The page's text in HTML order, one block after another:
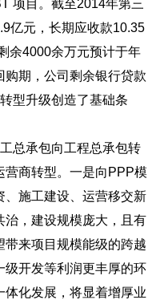
项目。截至2014年第三
亿元，长期应收款10.35
余4000余万元预计于年
购期，公司剩余银行贷款
型升级创造了基础条
承包向工程总承包转
营商转型。一是向PPP模
、施工建设、运营移交新
治，建设规模庞大，且有
来项目规模能级的跨越
级开发等利润更丰厚的环
化发展，将显着增厚业